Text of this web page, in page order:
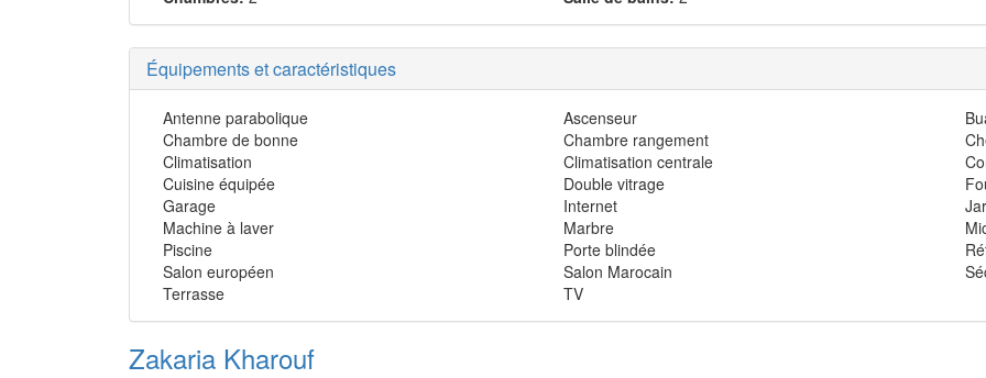
Équipements et caractéristiques
Antenne parabolique Ascenseur
Chambre de bonne
Chambre rangement
Climatisation
Climatisation centrale
Cuisine équipée
Double vitrage
Garage
Internet
Machine à laver
Marbre
Piscine
Porte blindée
Salon européen
Salon Marocain
Terrasse
TV
Zakaria Kharouf